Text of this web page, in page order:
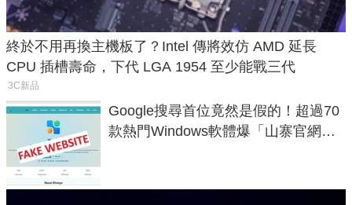
終於不用再換主機板了？Intel 傳將效仿 AMD 延長
CPU 插槽壽命，下代 LGA 1954 至少能戰三代
3C新品
Google搜尋首位竟然是假的！超過70
款熱門Windows軟體爆「山寨官網」